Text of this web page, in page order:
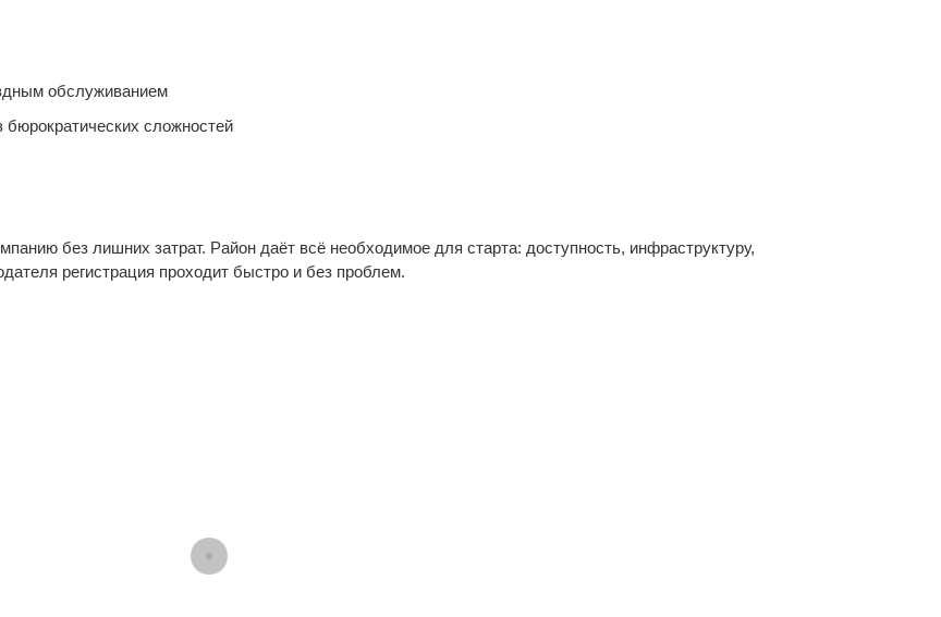
обслуживанием
сложностей
без лишних затрат. Район даёт всё необходимое для старта: доступность, инфраструктуру,
регистрация проходит быстро и без проблем.